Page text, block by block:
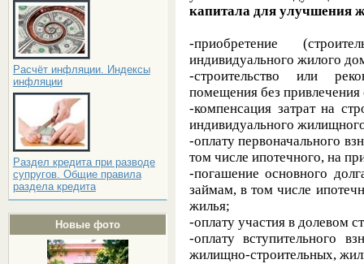
Расчёт инфляции. Индексы
инфляции
Раздел кредита при разводе
супругов. Общие правила
раздела кредита
Новые фото
капитала для улучшения
-приобретение
индивидуального жилого
-строительство или
помещения без
-компенсация затрат на
индивидуального
-оплату первоначального
том числе ипотечного, на
-погашение основного
займам, в том числе
жилья;
-оплату участия в долевом
-оплату вступительного
жилищно-строительных,